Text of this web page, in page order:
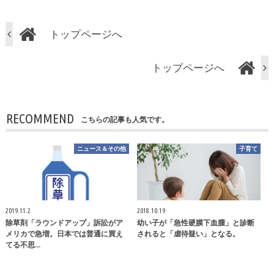
トップページへ
トップページへ
RECOMMEND こちらの記事も人気です。
ニュース＆その他
2019.11.2
除草剤「ラウンドアップ」訴訟がア
メリカで急増。日本では普通に買え
てる不思…
子育て
2018.10.19
幼い子が「急性硬膜下血腫」と診断
されると「虐待疑い」となる。